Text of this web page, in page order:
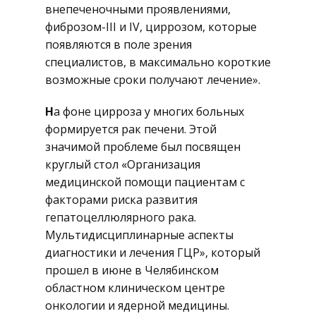
внепеченочными проявлениями,
фиброзом-III и IV, циррозом, которые
появляются в поле зрения
специалистов, в максимально короткие
возможные сроки получают лечение».
На фоне цирроза у многих больных
формируется рак печени. Этой
значимой проблеме был посвящен
круглый стол «Организация
медицинской помощи пациентам с
факторами риска развития
гепатоцеллюлярного рака.
Мультидисциплинарные аспекты
диагностики и лечения ГЦР», который
прошел в июне в Челябинском
областном клиническом центре
онкологии и ядерной медицины.